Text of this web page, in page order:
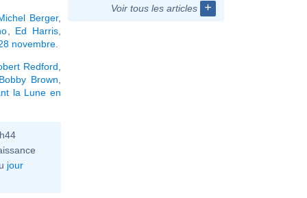
Berger,
Ed Harris
novembre
Redford
Bobby Brown
la Lune en
jour
Voir tous les articles
+